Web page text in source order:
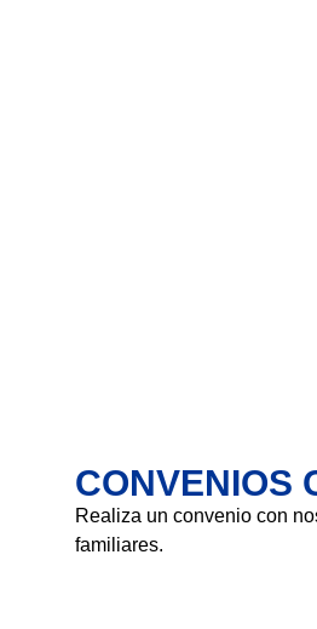
CONVENIOS
Realiza un convenio con
familiares.